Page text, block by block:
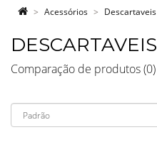
Acessórios Descartaveis
DESCARTAVEIS
Comparação de produtos (0)